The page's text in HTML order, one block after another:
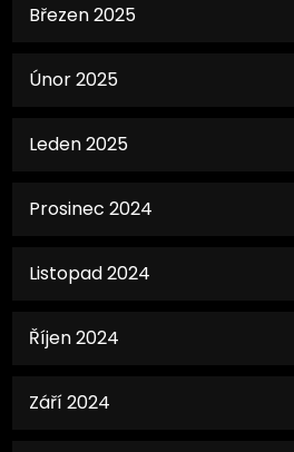
Březen 2025
Únor 2025
Leden 2025
Prosinec 2024
Listopad 2024
Říjen 2024
Září 2024